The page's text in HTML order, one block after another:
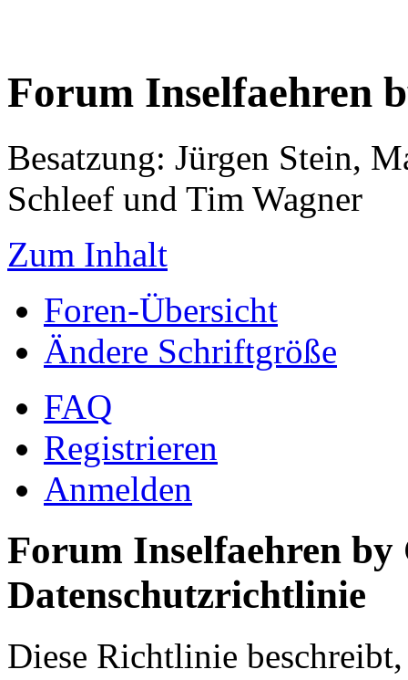
Forum Inselfaehren
Besatzung: Jürgen Stein,
Schleef und Tim Wagner
Zum Inhalt
Foren-Übersicht
Ändere Schriftgröße
FAQ
Registrieren
Anmelden
Forum Inselfaehren by
Datenschutzrichtlinie
Diese Richtlinie